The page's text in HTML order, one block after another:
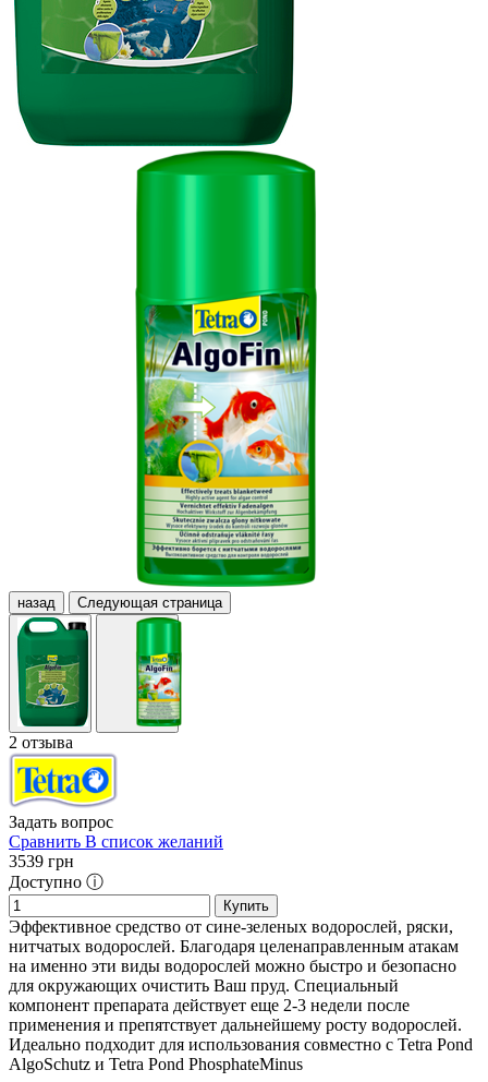
назад Следующая страница
2 отзыва
Задать вопрос
Сравнить В список желаний
3539 грн
Доступно ⓘ
Купить
Эффективное средство от сине-зеленых водорослей, ряски,
нитчатых водорослей. Благодаря целенаправленным атакам
на именно эти виды водорослей можно быстро и безопасно
для окружающих очистить Ваш пруд. Специальный
компонент препарата действует еще 2-3 недели после
применения и препятствует дальнейшему росту водорослей.
Идеально подходит для использования совместно с Tetra Pond
AlgoSchutz и Tetra Pond PhosphateMinus